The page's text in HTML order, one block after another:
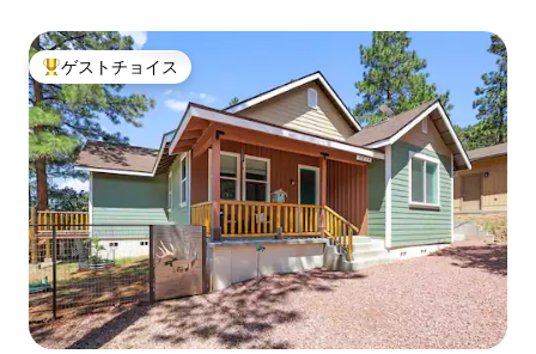
大好評のゲストチョイスです。
ゲストチョイス